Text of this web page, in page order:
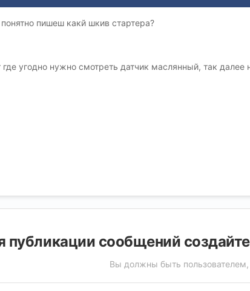
понятно пишеш какй шкив стартера?
угодно нужно смотреть датчик маслянный, так далее
публикации сообщений
Вы должны быть